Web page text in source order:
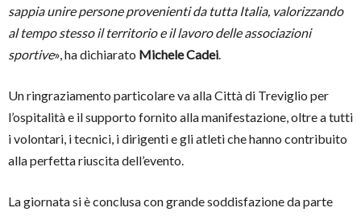
sappia unire persone provenienti da tutta Italia, valorizzando
al tempo stesso il territorio e il lavoro delle associazioni
sportive», ha dichiarato Michele Cadei.
Un ringraziamento particolare va alla Città di Treviglio per
l’ospitalità e il supporto fornito alla manifestazione, oltre a tutti
i volontari, i tecnici, i dirigenti e gli atleti che hanno contribuito
alla perfetta riuscita dell’evento.
La giornata si è conclusa con grande soddisfazione da parte